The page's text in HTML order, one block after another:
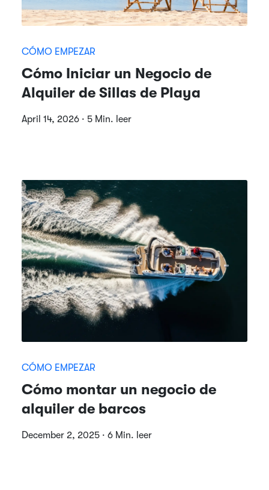
CÓMO EMPEZAR
Cómo Iniciar un Negocio de
Alquiler de Sillas de Playa
April 14, 2026 · 5 Min. leer
CÓMO EMPEZAR
Cómo montar un negocio de
alquiler de barcos
December 2, 2025 · 6 Min. leer